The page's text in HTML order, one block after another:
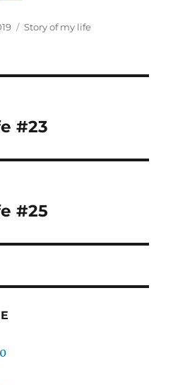
Kategorien
Story of my life
#23
#25